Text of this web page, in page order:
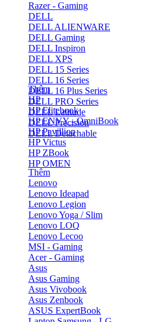
Razer - Gaming
DELL
DELL ALIENWARE
DELL Gaming
DELL Inspiron
DELL XPS
DELL 15 Series
DELL 16 Series
DELL 16 Plus Series
DELL PRO Series
DELL Latitude
DELL Precision
DELL Detachable
Thêm
HP
HP Elitebook
HP ENVY - OmniBook
HP Pavillion
HP Victus
HP ZBook
HP OMEN
Thêm
Lenovo
Lenovo Ideapad
Lenovo Legion
Lenovo Yoga / Slim
Lenovo LOQ
Lenovo Lecoo
MSI - Gaming
Acer - Gaming
Asus
Asus Gaming
Asus Vivobook
Asus Zenbook
ASUS ExpertBook